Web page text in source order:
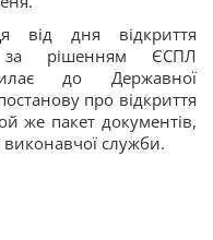
від дня відкриття
за рішенням ЄСПЛ
до Державної
про відкриття
же пакет документів,
служби.